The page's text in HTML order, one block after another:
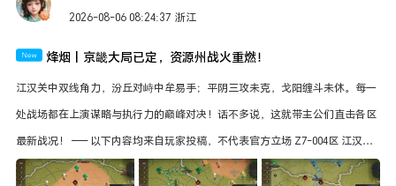
2026-08-06 08:24:37 浙江
烽烟丨京畿大局已定，资源州战火重燃！
江汉关中双线角力，汾丘对峙中牟易手；平阴三攻未克，戈阳缠斗未休。每一
处战场都在上演谋略与执行力的巅峰对决！话不多说，这就带主公们直击各区
最新战况！ —— 以下内容均来自玩家投稿，不代表官方立场 Z7-004区 江汉以
一敌二，关中长驱直入 许昌已由【风起长林】拿下，【庆州府】【悍匪聚义】